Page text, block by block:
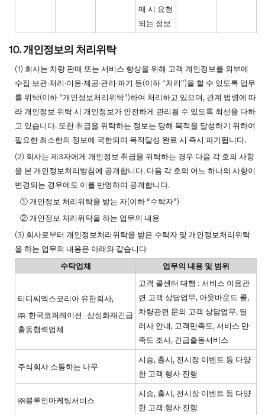
매 시 요청
되는 정보
10. 개인정보의 처리위탁
(1) 회사는 차량 판매 또는 서비스 향상을 위해 고객 개인정보를 외부에
수집∙보관∙처리∙이용∙제공∙관리∙파기 등(이하 “처리”)을 할 수 있도록 업무
를 위탁(이하 “개인정보처리위탁”)하여 처리하고 있으며, 관계 법령에 따
라 개인정보 위탁 시 개인정보가 안전하게 관리될 수 있도록 최선을 다하
고 있습니다. 또한 취급을 위탁하는 정보는 당해 목적을 달성하기 위하여
필요한 최소한의 정보에 국한되며 목적달성 완료 시 즉시 파기됩니다.
(2) 회사는 제3자에게 개인정보 취급을 위탁하는 경우 다음 각 호의 사항
을 본 개인정보처리방침에 공개합니다. 다음 각 호의 어느 하나의 사항이
변경되는 경우에도 이를 반영하여 공개합니다.
① 개인정보 처리위탁을 받는 자(이하 “수탁자”)
② 개인정보 처리위탁을 하는 업무의 내용
(3) 회사로부터 개인정보처리위탁을 받은 수탁자 및 개인정보처리위탁
을 하는 업무의 내용은 아래와 같습니다
수탁업체
업무의 내용 및 범위
티디씨엑스코리아 유한회사,
㈜한국코퍼레이션 삼성화재긴급
출동협력업체
고객 콜센터 대행 : 서비스 이용관
련 고객 상담업무, 아웃바운드 콜,
차량관련 문의 고객 상담업무, 딜
러사 안내, 고객만족도, 서비스 만
족도 조사, 긴급출동서비스
주식회사 소통하는 나무
시승, 출시, 전시장 이벤트 등 다양
한 고객 행사 진행
㈜블루인마케팅서비스
시승, 출시, 전시장 이벤트 등 다양
한 고객 행사 진행